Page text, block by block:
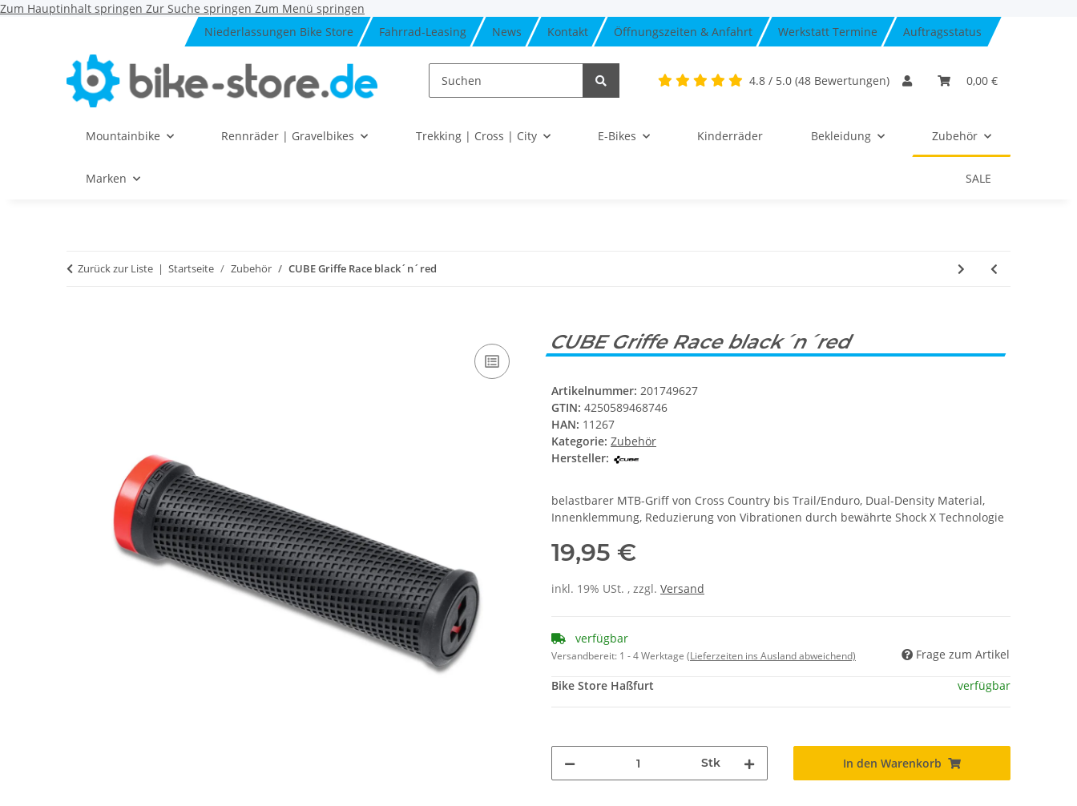
Zum Hauptinhalt springen Zur Suche springen Zum Menü springen
Niederlassungen Bike Store Fahrrad-Leasing News Kontakt Öffnungszeiten & Anfahrt Werkstatt Termine Auftragsstatus
4.8 / 5.0 (48 Bewertungen) 0,00 €
Mountainbike Rennräder | Gravelbikes Trekking | Cross | City E-Bikes Kinderräder Bekleidung Zubehör
Marken SALE
Zurück zur Liste Startseite Zubehör CUBE Griffe Race black´n´red
CUBE Griffe Race black´n´red
Artikelnummer: 201749627
GTIN: 4250589468746
HAN: 11267
Kategorie: Zubehör
Hersteller:
belastbarer MTB-Griff von Cross Country bis Trail/Enduro, Dual-Density Material,
Innenklemmung, Reduzierung von Vibrationen durch bewährte Shock X Technologie
19,95 €
inkl. 19% USt. , zzgl. Versand
verfügbar
Versandbereit: 1 - 4 Werktage (Lieferzeiten ins Ausland abweichend) Frage zum Artikel
Bike Store Haßfurt verfügbar
Stk In den Warenkorb